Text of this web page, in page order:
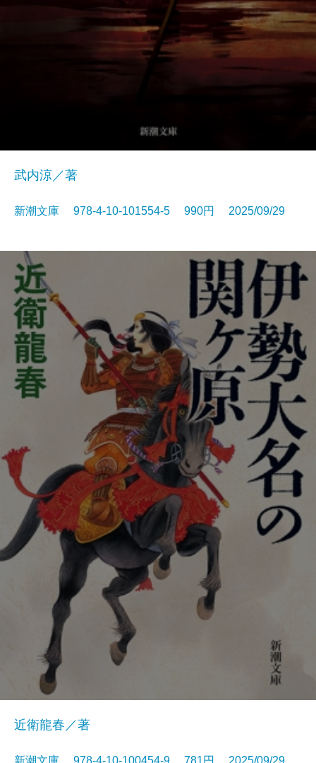
武内涼／著
新潮文庫 978-4-10-101554-5 990円 2025/09/29
近衛龍春／著
新潮文庫 978-4-10-100454-9 781円 2025/09/29